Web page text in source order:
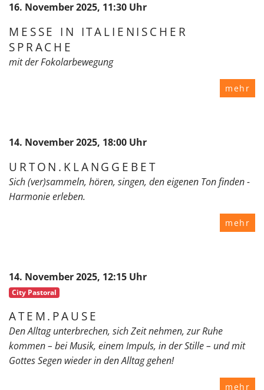
16. November 2025, 11:30 Uhr
MESSE IN ITALIENISCHER
SPRACHE
mit der Fokolarbewegung
mehr
14. November 2025, 18:00 Uhr
URTON.KLANGGEBET
Sich (ver)sammeln, hören, singen, den eigenen Ton finden -
Harmonie erleben.
mehr
14. November 2025, 12:15 Uhr
City Pastoral
ATEM.PAUSE
Den Alltag unterbrechen, sich Zeit nehmen, zur Ruhe
kommen – bei Musik, einem Impuls, in der Stille – und mit
Gottes Segen wieder in den Alltag gehen!
mehr